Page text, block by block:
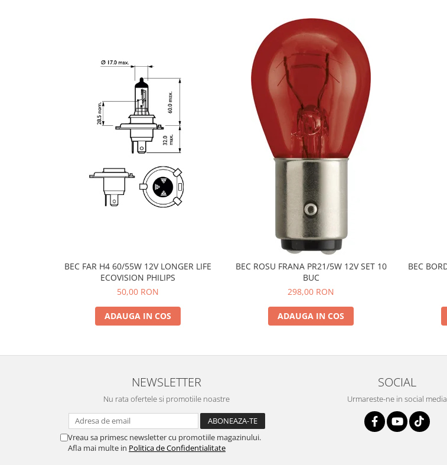
BEC FAR H4 60/55W 12V LONGER LIFE
ECOVISION PHILIPS
50,00 RON
ADAUGA IN COS
BEC ROSU FRANA PR21/5W 12V SET 10
BUC
298,00 RON
ADAUGA IN COS
BEC
NEWSLETTER
Nu rata ofertele si promotiile noastre
Vreau sa primesc newsletter cu promotiile magazinului.
Afla mai multe in Politica de Confidentialitate
SOCIAL
Urmareste-ne in social media